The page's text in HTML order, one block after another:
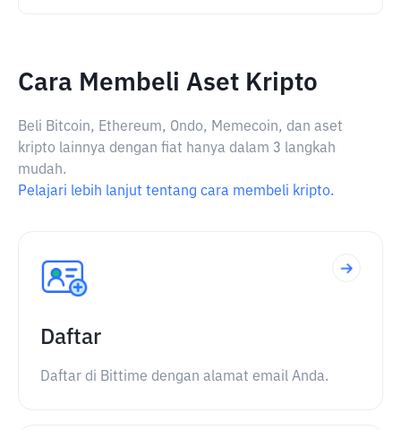
Cara Membeli Aset Kripto
Beli Bitcoin, Ethereum, Ondo, Memecoin, dan aset
kripto lainnya dengan fiat hanya dalam 3 langkah
mudah.
Pelajari lebih lanjut tentang cara membeli kripto.
Daftar
Daftar di Bittime dengan alamat email Anda.